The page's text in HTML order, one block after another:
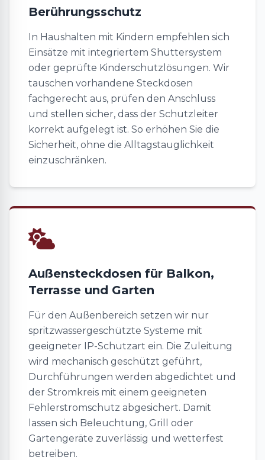
Berührungsschutz
In Haushalten mit Kindern empfehlen sich
Einsätze mit integriertem Shuttersystem
oder geprüfte Kinderschutzlösungen. Wir
tauschen vorhandene Steckdosen
fachgerecht aus, prüfen den Anschluss
und stellen sicher, dass der Schutzleiter
korrekt aufgelegt ist. So erhöhen Sie die
Sicherheit, ohne die Alltagstauglichkeit
einzuschränken.
Außensteckdosen für Balkon,
Terrasse und Garten
Für den Außenbereich setzen wir nur
spritzwassergeschützte Systeme mit
geeigneter IP-Schutzart ein. Die Zuleitung
wird mechanisch geschützt geführt,
Durchführungen werden abgedichtet und
der Stromkreis mit einem geeigneten
Fehlerstromschutz abgesichert. Damit
lassen sich Beleuchtung, Grill oder
Gartengeräte zuverlässig und wetterfest
betreiben.